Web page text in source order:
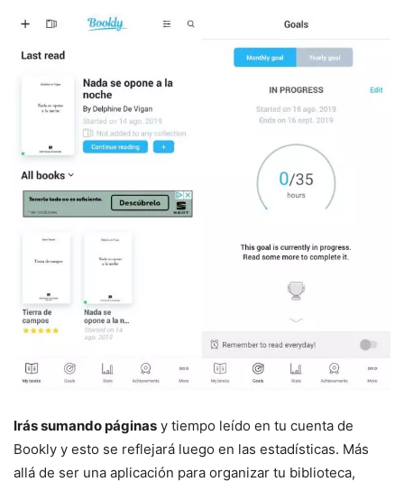
Irás sumando páginas y tiempo leído en tu cuenta de
Bookly y esto se reflejará luego en las estadísticas. Más
allá de ser una aplicación para organizar tu biblioteca,